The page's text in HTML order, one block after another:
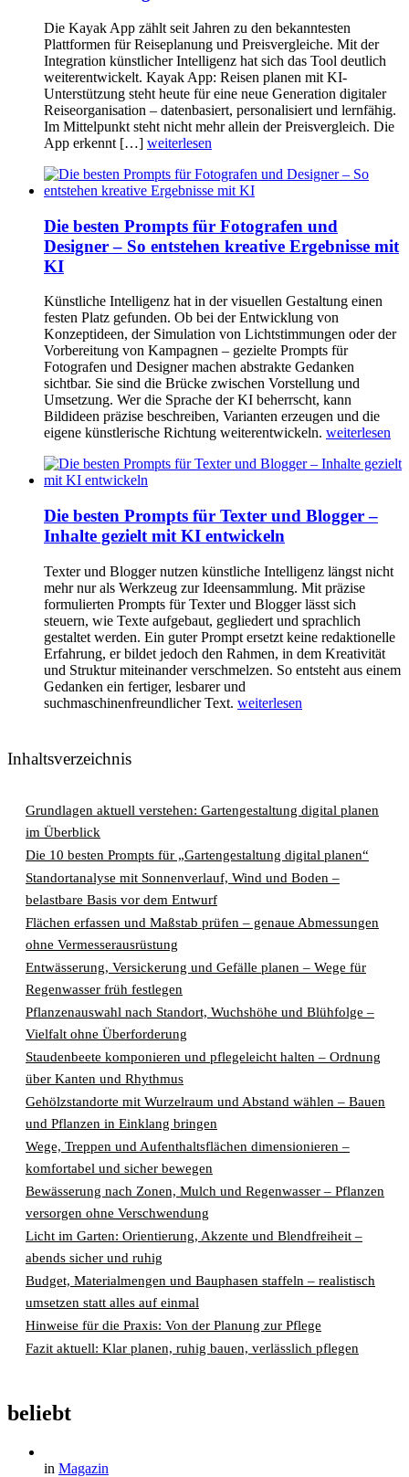
Die Kayak App zählt seit Jahren zu den bekanntesten
Plattformen für Reiseplanung und Preisvergleiche. Mit der
Integration künstlicher Intelligenz hat sich das Tool deutlich
weiterentwickelt. Kayak App: Reisen planen mit KI-
Unterstützung steht heute für eine neue Generation digitaler
Reiseorganisation – datenbasiert, personalisiert und lernfähig.
Im Mittelpunkt steht nicht mehr allein der Preisvergleich. Die
App erkennt […] weiterlesen
Die besten Prompts für Fotografen und
Designer – So entstehen kreative Ergebnisse mit
KI
Künstliche Intelligenz hat in der visuellen Gestaltung einen
festen Platz gefunden. Ob bei der Entwicklung von
Konzeptideen, der Simulation von Lichtstimmungen oder der
Vorbereitung von Kampagnen – gezielte Prompts für
Fotografen und Designer machen abstrakte Gedanken
sichtbar. Sie sind die Brücke zwischen Vorstellung und
Umsetzung. Wer die Sprache der KI beherrscht, kann
Bildideen präzise beschreiben, Varianten erzeugen und die
eigene künstlerische Richtung weiterentwickeln. weiterlesen
Die besten Prompts für Texter und Blogger –
Inhalte gezielt mit KI entwickeln
Texter und Blogger nutzen künstliche Intelligenz längst nicht
mehr nur als Werkzeug zur Ideensammlung. Mit präzise
formulierten Prompts für Texter und Blogger lässt sich
steuern, wie Texte aufgebaut, gegliedert und sprachlich
gestaltet werden. Ein guter Prompt ersetzt keine redaktionelle
Erfahrung, er bildet jedoch den Rahmen, in dem Kreativität
und Struktur miteinander verschmelzen. So entsteht aus einem
Gedanken ein fertiger, lesbarer und
suchmaschinenfreundlicher Text. weiterlesen
Inhaltsverzeichnis
Grundlagen aktuell verstehen: Gartengestaltung digital planen
im Überblick
Die 10 besten Prompts für „Gartengestaltung digital planen“
Standortanalyse mit Sonnenverlauf, Wind und Boden –
belastbare Basis vor dem Entwurf
Flächen erfassen und Maßstab prüfen – genaue Abmessungen
ohne Vermesserausrüstung
Entwässerung, Versickerung und Gefälle planen – Wege für
Regenwasser früh festlegen
Pflanzenauswahl nach Standort, Wuchshöhe und Blühfolge –
Vielfalt ohne Überforderung
Staudenbeete komponieren und pflegeleicht halten – Ordnung
über Kanten und Rhythmus
Gehölzstandorte mit Wurzelraum und Abstand wählen – Bauen
und Pflanzen in Einklang bringen
Wege, Treppen und Aufenthaltsflächen dimensionieren –
komfortabel und sicher bewegen
Bewässerung nach Zonen, Mulch und Regenwasser – Pflanzen
versorgen ohne Verschwendung
Licht im Garten: Orientierung, Akzente und Blendfreiheit –
abends sicher und ruhig
Budget, Materialmengen und Bauphasen staffeln – realistisch
umsetzen statt alles auf einmal
Hinweise für die Praxis: Von der Planung zur Pflege
Fazit aktuell: Klar planen, ruhig bauen, verlässlich pflegen
beliebt
in Magazin